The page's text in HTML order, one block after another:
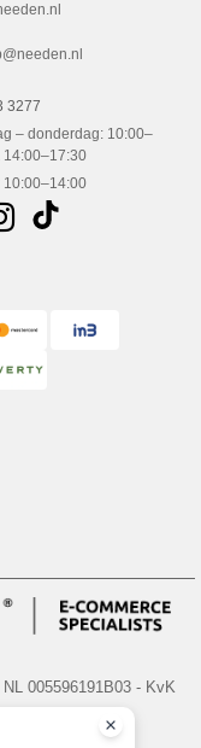
3277
– donderdag: 10:00–
14:00–17:30
10:00–14:00
005596191B03 - KvK